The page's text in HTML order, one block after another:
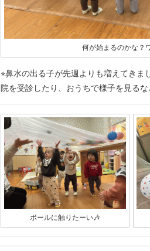
何が始まるのかな？
⭐︎鼻水の出る子が先週よりも増えてき
院を受診したり、おうちで様子を見る
ボールに触りたーい🎶